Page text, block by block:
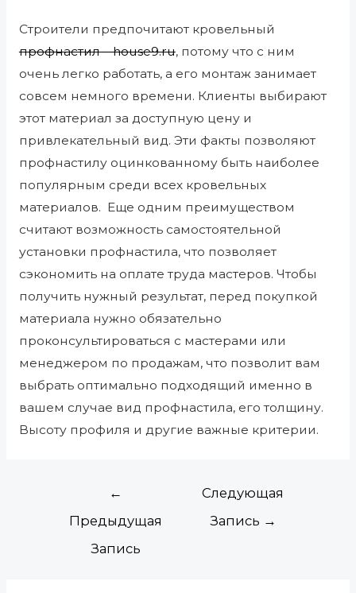
Строители предпочитают кровельный
профнастил – house9.ru, потому что с ним
очень легко работать, а его монтаж занимает
совсем немного времени. Клиенты выбирают
этот материал за доступную цену и
привлекательный вид. Эти факты позволяют
профнастилу оцинкованному быть наиболее
популярным среди всех кровельных
материалов. Еще одним преимуществом
считают возможность самостоятельной
установки профнастила, что позволяет
сэкономить на оплате труда мастеров. Чтобы
получить нужный результат, перед покупкой
материала нужно обязательно
проконсультироваться с мастерами или
менеджером по продажам, что позволит вам
выбрать оптимально подходящий именно в
вашем случае вид профнастила, его толщину.
Высоту профиля и другие важные критерии.
←
Предыдущая
Запись
Следующая
Запись →